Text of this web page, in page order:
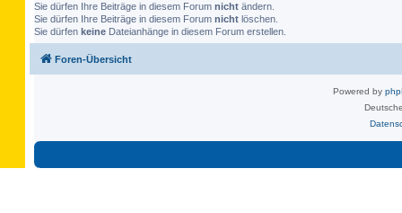
Sie dürfen Ihre Beiträge in diesem Forum nicht ändern.
Sie dürfen Ihre Beiträge in diesem Forum nicht löschen.
Sie dürfen keine Dateianhänge in diesem Forum erstellen.
Foren-Übersicht
Powered by